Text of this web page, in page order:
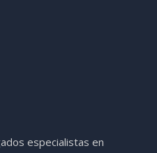
especialistas en